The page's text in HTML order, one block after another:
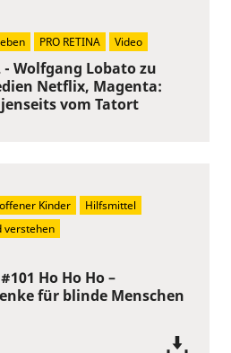
- Wolfgang Lobato zu
Netflix, Magenta:
vom Tatort
PRO RETINA Video
Ho Ho Ho –
für blinde Menschen
Kinder
Hilfsmittel
verstehen